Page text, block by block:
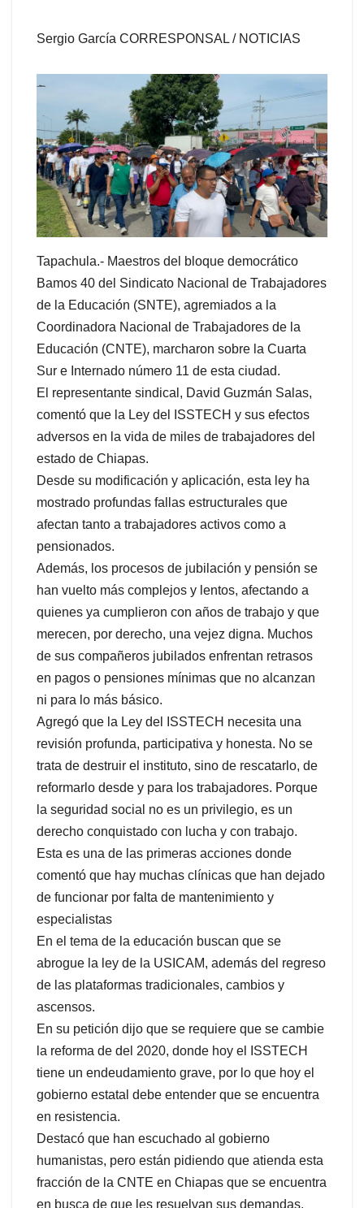
Sergio García CORRESPONSAL / NOTICIAS
Tapachula.- Maestros del bloque democrático
Bamos 40 del Sindicato Nacional de Trabajadores
de la Educación (SNTE), agremiados a la
Coordinadora Nacional de Trabajadores de la
Educación (CNTE), marcharon sobre la Cuarta
Sur e Internado número 11 de esta ciudad.
El representante sindical, David Guzmán Salas,
comentó que la Ley del ISSTECH y sus efectos
adversos en la vida de miles de trabajadores del
estado de Chiapas.
Desde su modificación y aplicación, esta ley ha
mostrado profundas fallas estructurales que
afectan tanto a trabajadores activos como a
pensionados.
Además, los procesos de jubilación y pensión se
han vuelto más complejos y lentos, afectando a
quienes ya cumplieron con años de trabajo y que
merecen, por derecho, una vejez digna. Muchos
de sus compañeros jubilados enfrentan retrasos
en pagos o pensiones mínimas que no alcanzan
ni para lo más básico.
Agregó que la Ley del ISSTECH necesita una
revisión profunda, participativa y honesta. No se
trata de destruir el instituto, sino de rescatarlo, de
reformarlo desde y para los trabajadores. Porque
la seguridad social no es un privilegio, es un
derecho conquistado con lucha y con trabajo.
Esta es una de las primeras acciones donde
comentó que hay muchas clínicas que han dejado
de funcionar por falta de mantenimiento y
especialistas
En el tema de la educación buscan que se
abrogue la ley de la USICAM, además del regreso
de las plataformas tradicionales, cambios y
ascensos.
En su petición dijo que se requiere que se cambie
la reforma de del 2020, donde hoy el ISSTECH
tiene un endeudamiento grave, por lo que hoy el
gobierno estatal debe entender que se encuentra
en resistencia.
Destacó que han escuchado al gobierno
humanistas, pero están pidiendo que atienda esta
fracción de la CNTE en Chiapas que se encuentra
en busca de que les resuelvan sus demandas.